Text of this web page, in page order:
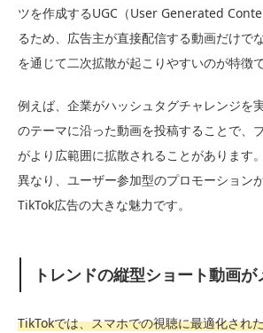
ツを作成するUGC（User Generated
るため、広告主が直接配信する動画だけで
を通じて二次拡散が起こりやすいのが特徴で
例えば、企業がハッシュタグチャレンジを
のテーマに沿った動画を投稿することで、
がより広範囲に拡散されることがあります
異なり、ユーザー参加型のプロモーション
TikTok広告の大きな魅力です。
トレンドの縦型ショート動画が
TikTokでは、スマホでの視聴に最適化され